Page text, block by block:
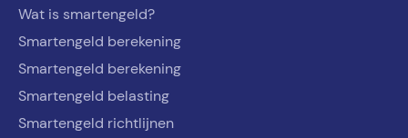
Wat is smartengeld?
Smartengeld berekening
Smartengeld berekening
Smartengeld belasting
Smartengeld richtlijnen